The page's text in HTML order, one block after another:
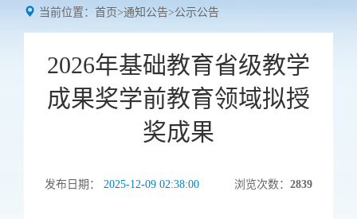
当前位置： 首页>通知公告>公示公告
2026年基础教育省级教学
成果奖学前教育领域拟授
奖成果
发布日期： 2025-12-09 02:38:00 浏览次数： 2839